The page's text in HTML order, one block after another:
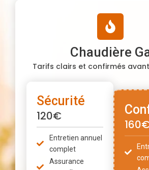
Chaudière
Tarifs clairs et confirmés
Sécurité
120€
Entretien annuel
complet
Assurance